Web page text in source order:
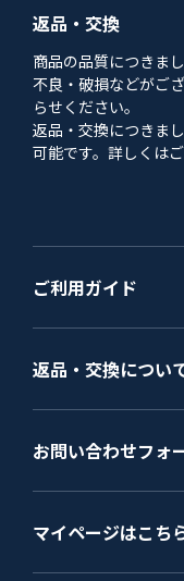
返品・交換
商品の品質につきま
不良・破損などがご
らせください。
返品・交換につきま
可能です。詳しくは
ご利用ガイド
返品・交換につい
お問い合わせフォ
マイページはこち